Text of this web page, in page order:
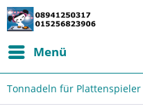
Menü
Tonnadeln für Plattenspieler